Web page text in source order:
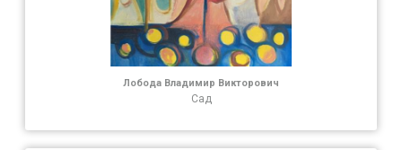
Лобода Владимир Викторович
Сад